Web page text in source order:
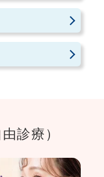
診療）